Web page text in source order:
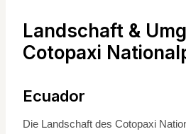
Landschaft &
Cotopaxi
Ecuador
Die Landschaft des Cotopaxi